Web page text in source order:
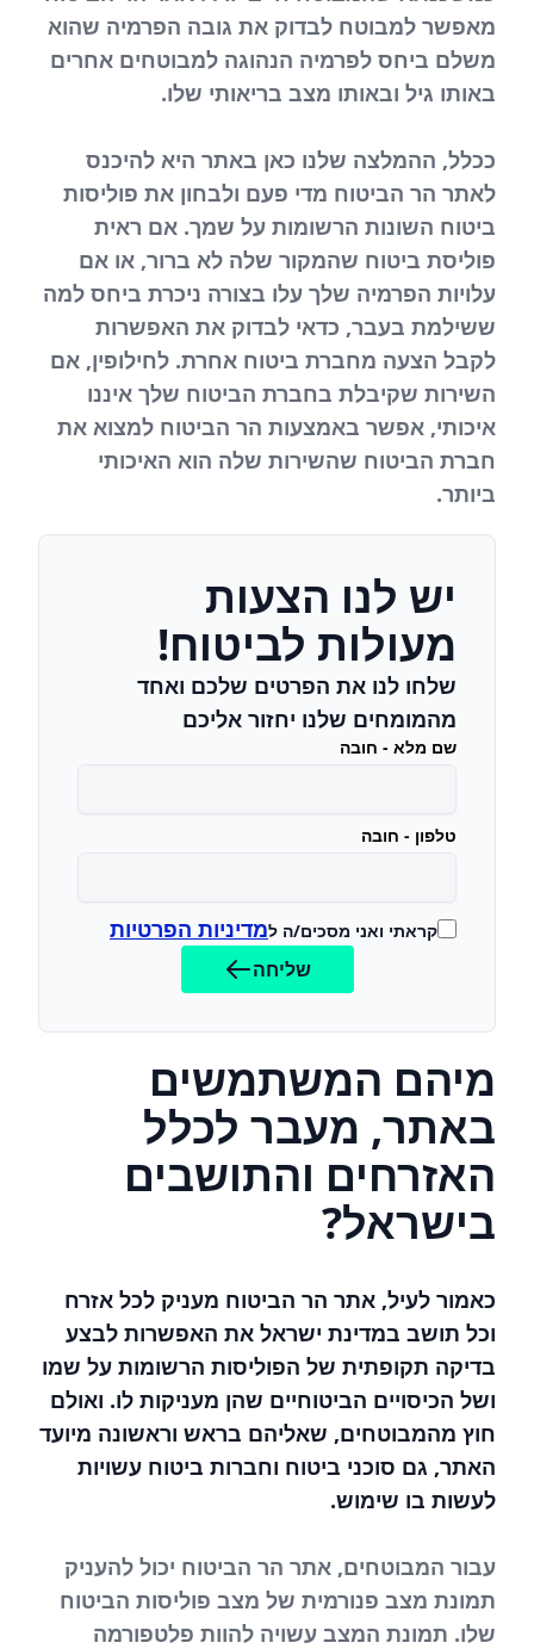
מאפשר למבוטח לבדוק את גובה הפרמיה שהוא
משלם ביחס לפרמיה הנהוגה למבוטחים אחרים
באותו גיל ובאותו מצב בריאותי שלו.
ככלל, ההמלצה שלנו כאן באתר היא להיכנס
לאתר הר הביטוח מדי פעם ולבחון את פוליסות
ביטוח השונות הרשומות על שמך. אם ראית
פוליסת ביטוח שהמקור שלה לא ברור, או אם
עלויות הפרמיה שלך עלו בצורה ניכרת ביחס למה
ששילמת בעבר, כדאי לבדוק את האפשרות
לקבל הצעה מחברת ביטוח אחרת. לחילופין, אם
השירות שקיבלת בחברת הביטוח שלך איננו
איכותי, אפשר באמצעות הר הביטוח למצוא את
חברת הביטוח שהשירות שלה הוא האיכותי
ביותר.
יש לנו הצעות
מעולות לביטוח!
שלחו לנו את הפרטים שלכם ואחד
מהמומחים שלנו יחזור אליכם
שם מלא - חובה
טלפון - חובה
קראתי ואני מסכים/ה למדיניות הפרטיות
שליחה
מיהם המשתמשים
באתר, מעבר לכלל
האזרחים והתושבים
בישראל?
כאמור לעיל, אתר הר הביטוח מעניק לכל אזרח
וכל תושב במדינת ישראל את האפשרות לבצע
בדיקה תקופתית של הפוליסות הרשומות על שמו
ושל הכיסויים הביטוחיים שהן מעניקות לו. ואולם
חוץ מהמבוטחים, שאליהם בראש וראשונה מיועד
האתר, גם סוכני ביטוח וחברות ביטוח עשויות
לעשות בו שימוש.
עבור המבוטחים, אתר הר הביטוח יכול להעניק
תמונת מצב פנורמית של מצב פוליסות הביטוח
שלו. תמונת המצב עשויה להוות פלטפורמה